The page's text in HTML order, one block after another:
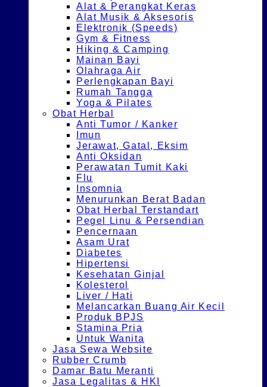
Alat & Perangkat Keras
Alat Musik & Aksesoris
Elektronik (Speeds)
Gym & Fitness
Hiking & Camping
Mainan Bayi
Olahraga Air
Perlengkapan Bayi
Rumah Tangga
Yoga & Pilates
Obat Herbal
Anti Tumor / Kanker
Imun
Jerawat, Gatal, Eksim
Anti Oksidan
Perawatan Tumit Kaki
Flu
Insomnia
Menurunkan Berat Badan
Obat Herbal Terstandart
Pegel Linu & Persendian
Pencernaan
Asam Urat
Diabetes
Hipertensi
Kesehatan Ginjal
Kolesterol
Liver / Hati
Melancarkan Buang Air Kecil
Produk BPJS
Stamina Pria
Untuk Wanita
Jasa Sewa Website
Rubber Crumb
Damar Batu Meranti
Jasa Legalitas & HKI